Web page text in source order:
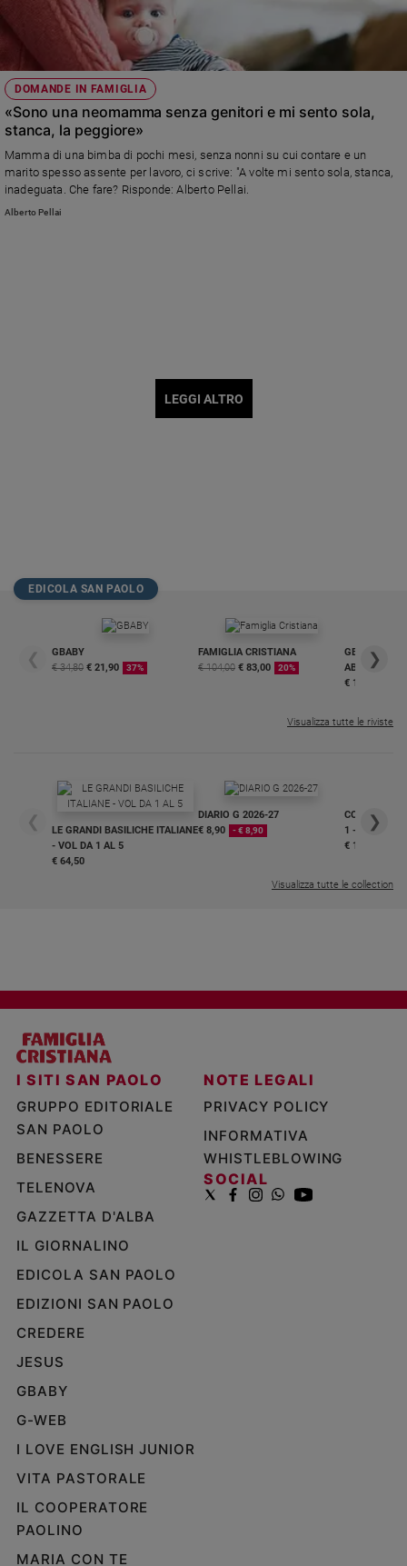
DOMANDE IN FAMIGLIA
«Sono una neomamma senza genitori e mi sento sola,
stanca, la peggiore»
Mamma di una bimba di pochi mesi, senza nonni su cui contare e un
marito spesso assente per lavoro, ci scrive: "A volte mi sento sola, stanca,
inadeguata. Che fare? Risponde: Alberto Pellai.
Alberto Pellai
LEGGI ALTRO
EDICOLA SAN PAOLO
❮
GBABY
€ 34,80 € 21,90 37%
FAMIGLIA CRISTIANA
€ 104,00 € 83,00 20%
GBABY
€ 16,99
❯
Visualizza tutte le riviste
❮
LE GRANDI BASILICHE ITALIANE
- VOL DA 1 AL 5
€ 64,50
DIARIO G 2026-27
€ 8,90
- € 8,90
COLLANA
1 - 2
€ 18,50
❯
Visualizza tutte le collection
I SITI SAN PAOLO
GRUPPO EDITORIALE
SAN PAOLO
BENESSERE
TELENOVA
GAZZETTA D'ALBA
IL GIORNALINO
EDICOLA SAN PAOLO
EDIZIONI SAN PAOLO
CREDERE
JESUS
GBABY
G-WEB
I LOVE ENGLISH JUNIOR
VITA PASTORALE
IL COOPERATORE
PAOLINO
MARIA CON TE
NOTE LEGALI
PRIVACY POLICY
INFORMATIVA
WHISTLEBLOWING
SOCIAL